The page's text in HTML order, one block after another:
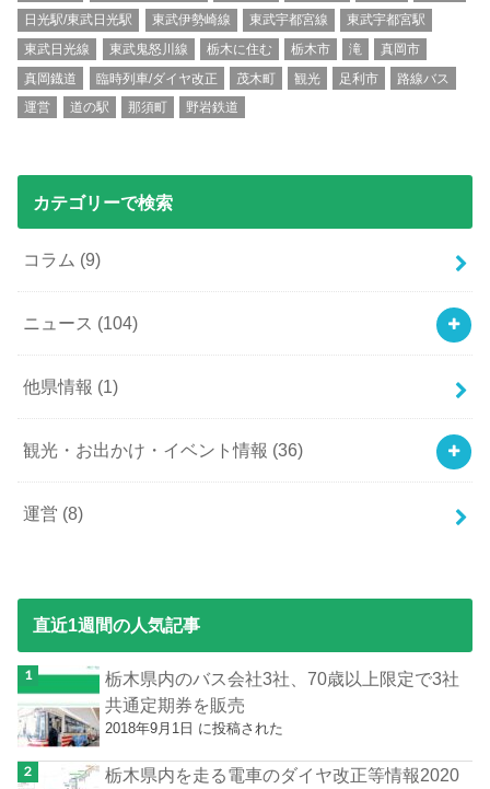
日光駅/東武日光駅
東武伊勢崎線 東武宇都宮線
東武宇都宮駅
東武日光線
東武鬼怒川線 栃木に住む 栃木市 滝
真岡市
真岡鐡道
臨時列車/ダイヤ改正 茂木町 観光 足利市
路線バス
運営
道の駅 那須町 野岩鉄道
カテゴリーで検索
コラム (9)
ニュース (104)
他県情報 (1)
観光・お出かけ・イベント情報 (36)
運営 (8)
直近1週間の人気記事
栃木県内のバス会社3社、70歳以上限定で3社
共通定期券を販売
2018年9月1日 に投稿された
栃木県内を走る電車のダイヤ改正等情報2020